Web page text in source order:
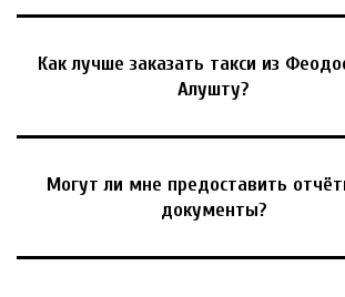
Как лучше заказать такси из
Алушту?
Могут ли мне предоставить
документы?